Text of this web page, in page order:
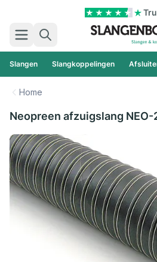
Zoek
Slangen Slangkoppelingen
Home
Neopreen afzuigslang